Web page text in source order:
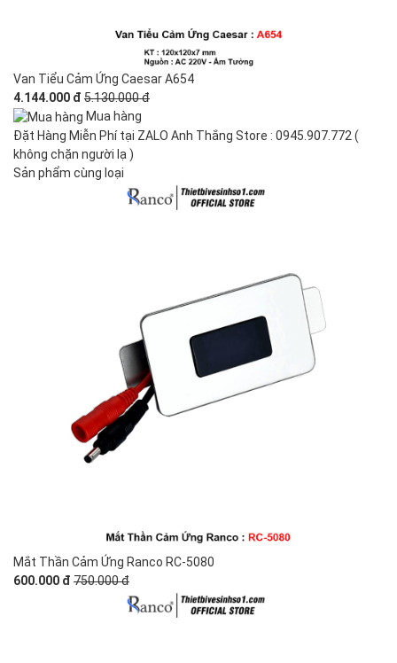
Van Tiểu Cảm Ứng Caesar A654
4.144.000 đ 5.130.000 đ
Mua hàng
Đặt Hàng Miễn Phí tại ZALO Anh Thắng Store : 0945.907.772 (
không chặn người lạ )
Sản phẩm cùng loại
Mắt Thần Cảm Ứng Ranco RC-5080
600.000 đ 750.000 đ